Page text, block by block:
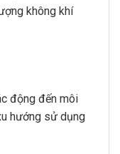
không khí
động đến môi
hướng sử dụng